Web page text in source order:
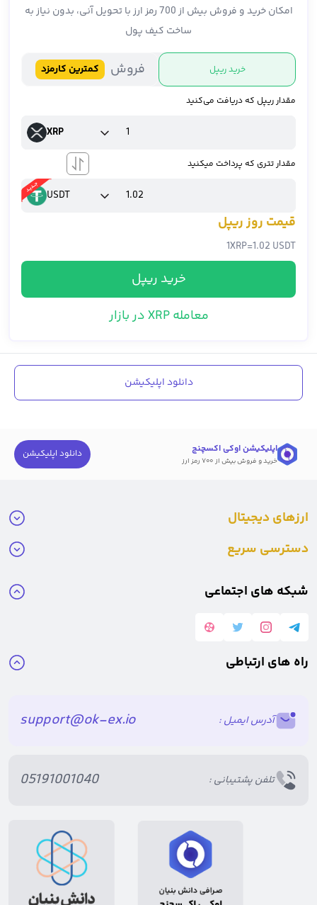
امکان خرید و فروش بیش از 700 رمز ارز با تحویل آنی، بدون نیاز به
ساخت کیف پول
خرید ریپل فروش کمترین کارمزد
مقدار ریپل که دریافت می‌کنید
XRP
مقدار تتری که پرداخت میکنید
USDT
قیمت روز ریپل
1XRP=1.02 USDT
خرید ریپل
معامله XRP در بازار
دانلود اپلیکیشن
اپلیکیشن اوکی اکسچنج
خرید و فروش بیش از ۷۰۰ رمز ارز
دانلود اپلیکیشن
ارزهای دیجیتال
دسترسی سریع
شبکه های اجتماعی
راه های ارتباطی
آدرس ایمیل : support@ok-ex.io
تلفن پشتیبانی : 05191001040